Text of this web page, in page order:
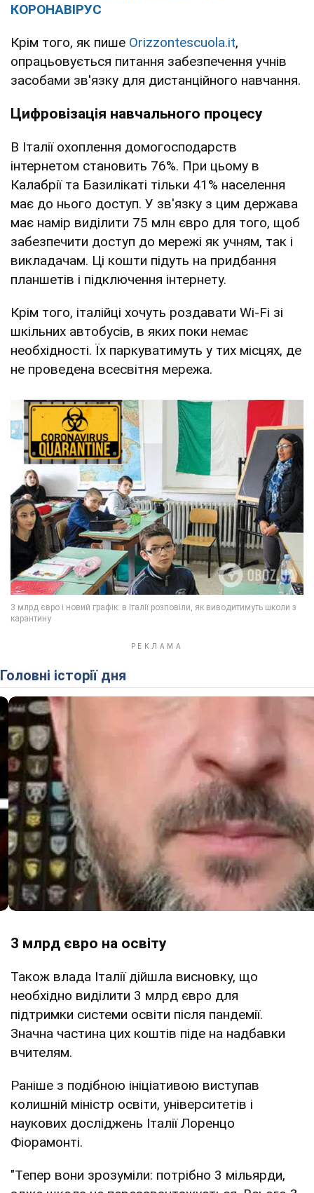
КОРОНАВІРУС
Крім того, як пише Оrizzontescuola.it,
опрацьовується питання забезпечення учнів
засобами зв'язку для дистанційного навчання.
Цифровізація навчального процесу
В Італії охоплення домогосподарств
інтернетом становить 76%. При цьому в
Калабрії та Базилікаті тільки 41% населення
має до нього доступ. У зв'язку з цим держава
має намір виділити 75 млн євро для того, щоб
забезпечити доступ до мережі як учням, так і
викладачам. Ці кошти підуть на придбання
планшетів і підключення інтернету.
Крім того, італійці хочуть роздавати Wi-Fi зі
шкільних автобусів, в яких поки немає
необхідності. Їх паркуватимуть у тих місцях, де
не проведена всесвітня мережа.
Головні історії дня
3 млрд євро на освіту
Також влада Італії дійшла висновку, що
необхідно виділити 3 млрд євро для
підтримки системи освіти після пандемії.
Значна частина цих коштів піде на надбавки
вчителям.
Раніше з подібною ініціативою виступав
колишній міністр освіти, університетів і
наукових досліджень Італії Лоренцо
Фіорамонті.
"Тепер вони зрозуміли: потрібно 3 мільярди,